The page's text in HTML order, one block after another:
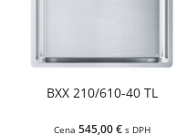
BXX 210/610-40 TL
Cena 545,00 € s DPH